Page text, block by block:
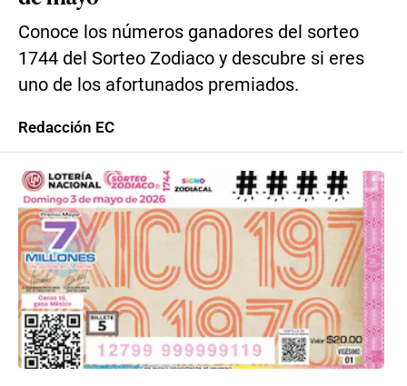
Conoce los números ganadores del sorteo
1744 del Sorteo Zodiaco y descubre si eres
uno de los afortunados premiados.
Redacción EC